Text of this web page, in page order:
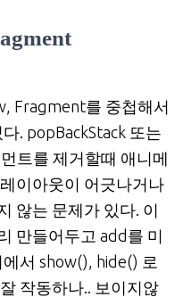
Fragment를 중첩해서
. popBackStack 또는
트를 제거할때 애니메
이아웃이 어긋나거나
않는 문제가 있다. 이
만들어두고 add를 미
서 show(), hide() 로
작동하나.. 보이지않